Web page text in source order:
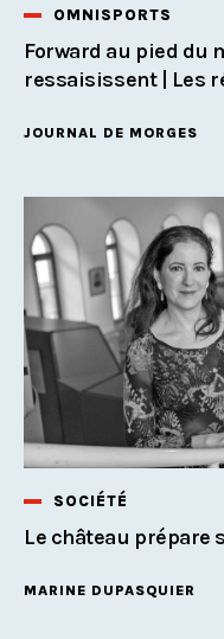
OMNISPORTS
Forward au pied du
ressaisissent | Les
JOURNAL DE MORGES
SOCIÉTÉ
Le château prépare
MARINE DUPASQUIER